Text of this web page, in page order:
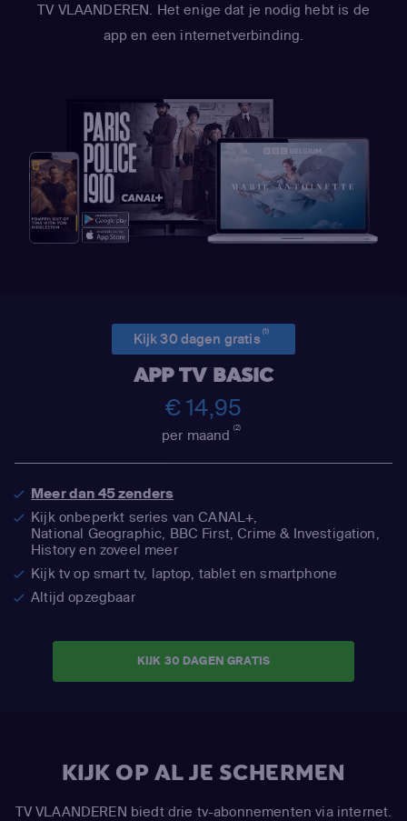
TV VLAANDEREN. Het enige dat je nodig hebt is de
app en een internetverbinding.
Kijk 30 dagen gratis(1)
APP TV BASIC
€ 14,95
per maand(2)
Meer dan 45 zenders
Kijk onbeperkt series van CANAL+,
National Geographic, BBC First, Crime & Investigation,
History en zoveel meer
Kijk tv op smart tv, laptop, tablet en smartphone
Altijd opzegbaar
KIJK 30 DAGEN GRATIS
KIJK OP AL JE SCHERMEN
TV VLAANDEREN biedt drie tv-abonnementen via internet.